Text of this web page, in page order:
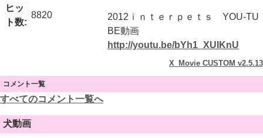
ヒッ
ト数:
8820
2012ｉｎｔｅｒｐｅｔｓ YOU-TU
BE動画
http://youtu.be/bYh1_XUIKnU
X_Movie CUSTOM v2.5.13
コメント一覧
すべてのコメント一覧へ
犬動画